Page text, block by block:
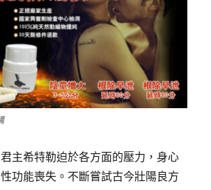
主希特勒迫於各方面的壓力，身心
功能喪失。不斷嘗試古今壯陽良方